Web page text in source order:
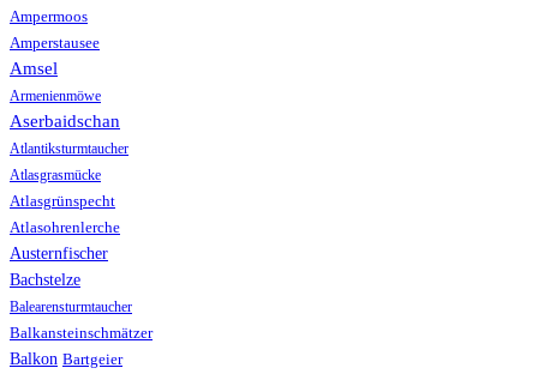
Ampermoos
Amperstausee
Amsel
Armenienmöwe
Aserbaidschan
Atlantiksturmtaucher
Atlasgrasmücke
Atlasgrünspecht
Atlasohrenlerche
Austernfischer
Bachstelze
Balearensturmtaucher
Balkansteinschmätzer
Balkon Bartgeier